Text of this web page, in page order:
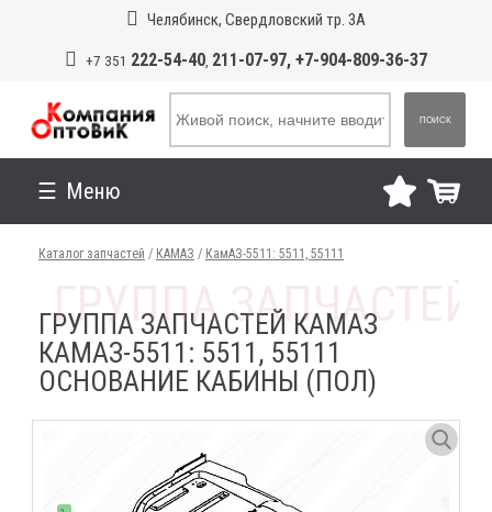
Челябинск, Свердловский тр. 3А
+7 351 222-54-40, 211-07-97, +7-904-809-36-37
ПОИСК
Меню
Каталог запчастей / КАМАЗ / КамАЗ-5511: 5511, 55111
ГРУППА ЗАПЧАСТЕЙ КАМАЗ
КАМАЗ-5511: 5511, 55111
ОСНОВАНИЕ КАБИНЫ (ПОЛ)